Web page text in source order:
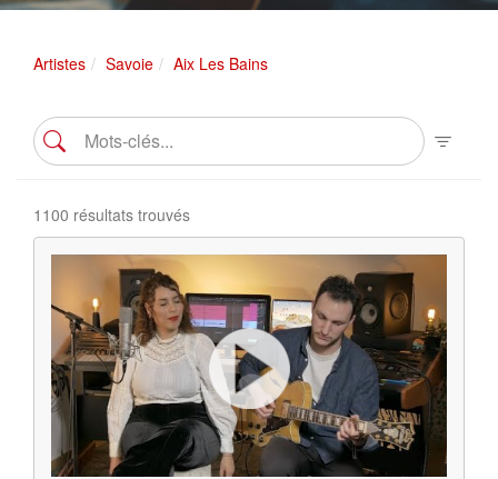
Artistes Savoie Aix Les Bains
1100 résultats trouvés